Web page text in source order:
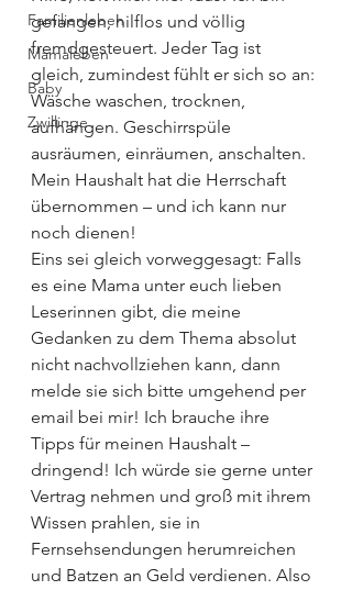
Familienleben
Mamaleben
Baby
Zwillinge
gefangen, hilflos und völlig
fremdgesteuert. Jeder Tag ist
gleich, zumindest fühlt er sich so an:
Wäsche waschen, trocknen,
aufhängen. Geschirrspüle
ausräumen, einräumen, anschalten.
Mein Haushalt hat die Herrschaft
übernommen – und ich kann nur
noch dienen!
Eins sei gleich vorweggesagt: Falls
es eine Mama unter euch lieben
Leserinnen gibt, die meine
Gedanken zu dem Thema absolut
nicht nachvollziehen kann, dann
melde sie sich bitte umgehend per
email bei mir! Ich brauche ihre
Tipps für meinen Haushalt –
dringend! Ich würde sie gerne unter
Vertrag nehmen und groß mit ihrem
Wissen prahlen, sie in
Fernsehsendungen herumreichen
und Batzen an Geld verdienen. Also